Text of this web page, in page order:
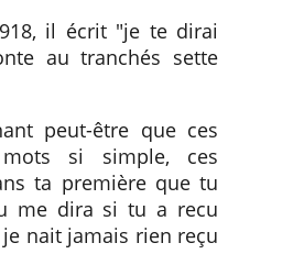
il écrit "je te dirai
au tranchés sette
peut-être que ces
mots si simple, ces
ta première que tu
me dira si tu a recu
nait jamais rien reçu